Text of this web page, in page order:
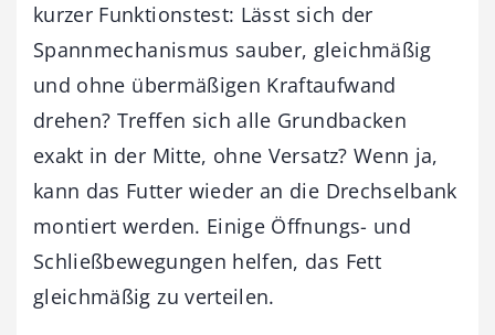
kurzer Funktionstest: Lässt sich der
Spannmechanismus sauber, gleichmäßig
und ohne übermäßigen Kraftaufwand
drehen? Treffen sich alle Grundbacken
exakt in der Mitte, ohne Versatz? Wenn ja,
kann das Futter wieder an die Drechselbank
montiert werden. Einige Öffnungs- und
Schließbewegungen helfen, das Fett
gleichmäßig zu verteilen.